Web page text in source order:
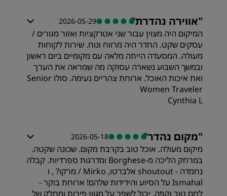
שירות
"אווירה נהדרת"
2026-05-29
המיקום היה מצוין עבור שני אטרקציות ואזור מגורים /
עסקים שקט. החדר היה מרווח ונוח. שירות לקוחות
מעולה. המסעדה הייתה מלאה עם מקומיים ביום ראשון
ובמשך השבוע נשארה עסוקה מה שמראה את הערך
ואת איכות האוכל. ארוחת צהריים נעימה. סולו Senior
Women Traveler
Cynthia L
תמורה
איכות השינה
"מקום נהדר"
2026-05-18
מיקום מעולה. אוכל טוב בקרבת מקום. שכונה שקטה.
במרחק הליכה מ-Borghese ומדרגות ספרדיות. קבלה
נחמדה - shoutout אלברטו, Mirko / מרקו? , ו
Ismahal על הסיוע והידידות שלהם! ארוחת בוקר -
לחם טוב וקפה. יכול לשפר על מגוון פירות ומחלק של